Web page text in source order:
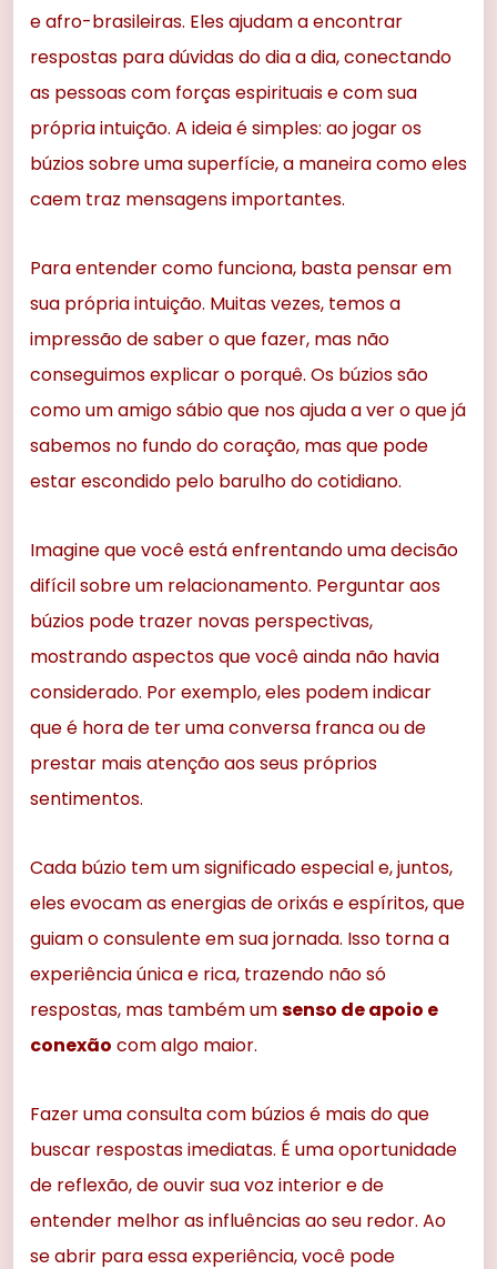
e afro-brasileiras. Eles ajudam a encontrar
respostas para dúvidas do dia a dia, conectando
as pessoas com forças espirituais e com sua
própria intuição. A ideia é simples: ao jogar os
búzios sobre uma superfície, a maneira como eles
caem traz mensagens importantes.
Para entender como funciona, basta pensar em
sua própria intuição. Muitas vezes, temos a
impressão de saber o que fazer, mas não
conseguimos explicar o porquê. Os búzios são
como um amigo sábio que nos ajuda a ver o que já
sabemos no fundo do coração, mas que pode
estar escondido pelo barulho do cotidiano.
Imagine que você está enfrentando uma decisão
difícil sobre um relacionamento. Perguntar aos
búzios pode trazer novas perspectivas,
mostrando aspectos que você ainda não havia
considerado. Por exemplo, eles podem indicar
que é hora de ter uma conversa franca ou de
prestar mais atenção aos seus próprios
sentimentos.
Cada búzio tem um significado especial e, juntos,
eles evocam as energias de orixás e espíritos, que
guiam o consulente em sua jornada. Isso torna a
experiência única e rica, trazendo não só
respostas, mas também umsenso de apoio e
conexão com algo maior.
Fazer uma consulta com búzios é mais do que
buscar respostas imediatas. É uma oportunidade
de reflexão, de ouvir sua voz interior e de
entender melhor as influências ao seu redor. Ao
se abrir para essa experiência, você pode